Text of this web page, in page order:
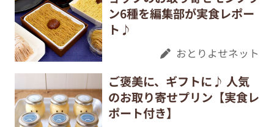
ン6種を編集部が実食レポー
ト♪
おとりよせネット
ご褒美に、ギフトに♪ 人気
のお取り寄せプリン【実食レ
ポート付き】